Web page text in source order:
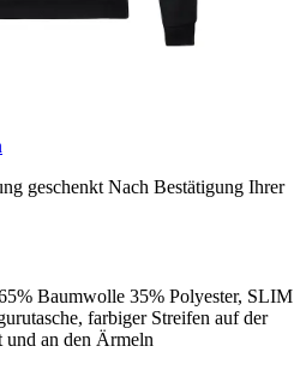
geschenkt Nach Bestätigung Ihrer
Baumwolle 35% Polyester, SLIM
farbiger Streifen auf der
und an den Ärmeln